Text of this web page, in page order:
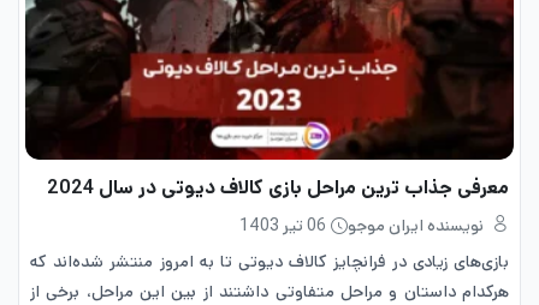
معرفی جذاب ترین مراحل بازی کالاف دیوتی در سال 2024
نویسنده ایران موجو
06 تیر 1403
بازی‌های زیادی در فرانچایز کالاف دیوتی تا به امروز منتشر شده‌اند که
هرکدام داستان و مراحل متفاوتی داشتند از بین این مراحل، برخی از